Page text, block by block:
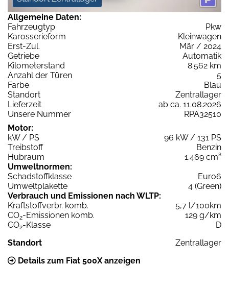
Allgemeine Daten:
Fahrzeugtyp
Pkw
Karosserieform
Kleinwagen
Erst-Zul.
Mär / 2024
Getriebe
Automatik
Kilometerstand
8.562 km
Anzahl der Türen
5
Farbe
Blau
Standort
Zentrallager
Lieferzeit
ab ca. 11.08.2026
Unsere Nummer
RPA32510
Motor:
kW / PS
96 kW / 131 PS
Treibstoff
Benzin
Hubraum
1.469 cm³
Umweltnormen:
Schadstoffklasse
Euro6
Umweltplakette
4 (Green)
Verbrauch und Emissionen nach WLTP:
Kraftstoffverbr. komb.
5,7 l/100km
CO2-Emissionen komb.
129 g/km
CO2-Klasse
D
Standort
Zentrallager
Details zum Fiat 500X anzeigen